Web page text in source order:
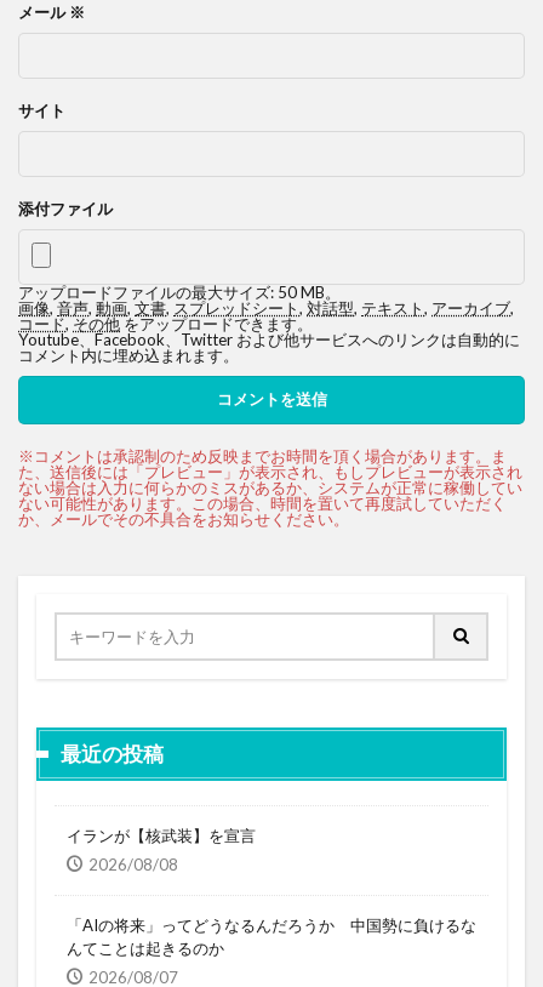
メール ※
サイト
添付ファイル
アップロードファイルの最大サイズ: 50 MB。
画像, 音声, 動画, 文書, スプレッドシート, 対話型, テキスト, アーカイブ,
コード,その他をアップロードできます。
Youtube、Facebook、Twitter および他サービスへのリンクは自動的に
コメント内に埋め込まれます。
最近の投稿
イランが【核武装】を宣言
2026/08/08
「AIの将来」ってどうなるんだろうか 中国勢に負けるな
んてことは起きるのか
2026/08/07